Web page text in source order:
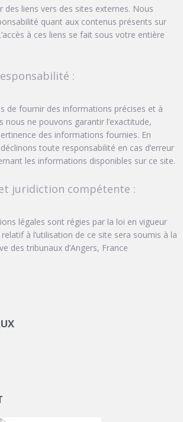
des liens vers des sites externes. Nous
quant aux contenus présents sur
à ces liens se fait sous votre entière
:
de fournir des informations précises et à
nous ne pouvons garantir l’exactitude,
des informations fournies. En
toute responsabilité en cas d’erreur
les informations disponibles sur ce site.
juridiction compétente :
légales sont régies par la loi en vigueur
à l’utilisation de ce site sera soumis à la
des tribunaux d’Angers, France